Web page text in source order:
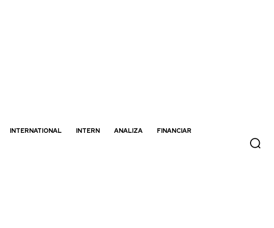
INTERNATIONAL INTERN ANALIZA FINANCIAR